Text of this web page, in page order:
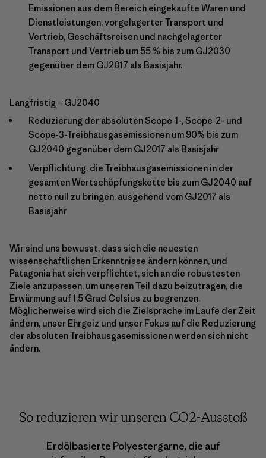
Emissionen aus dem Bereich eingekaufte Waren und
Dienstleistungen, vorgelagerter Transport und
Vertrieb, Geschäftsreisen und nachgelagerter
Transport und Vertrieb um 55 % bis zum GJ2030
gegenüber dem GJ2017 als Basisjahr.
Langfristig – GJ2040
Reduzierung der absoluten Scope‑1-, Scope‑2- und
Scope‑3-Treibhausgasemissionen um 90% bis zum
GJ2040 gegenüber dem GJ2017 als Basisjahr
Verpflichtung, die Treibhausgasemissionen in der
gesamten Wertschöpfungskette bis zum GJ2040 auf
netto null zu bringen, ausgehend vom GJ2017 als
Basisjahr
Wir sind uns bewusst, dass sich die neuesten
wissenschaftlichen Erkenntnisse ändern können, und
Patagonia hat sich verpflichtet, sich an die robustesten
Ziele anzupassen, um unseren Teil dazu beizutragen, die
Erwärmung auf 1,5 Grad Celsius zu begrenzen.
Möglicherweise wird sich die Zielsprache im Laufe der Zeit
ändern, unser Ehrgeiz und unser Fokus auf die Reduzierung
der absoluten Treibhausgasemissionen werden sich nicht
ändern.
So reduzieren wir unseren CO2-Ausstoß
Erdölbasierte Polyestergarne, die auf